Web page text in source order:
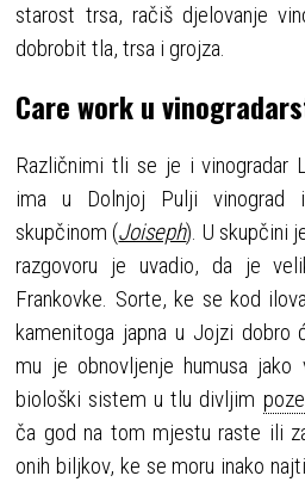
starost trsa, račiš djelovanje
dobrobit tla, trsa i grojza.
Care work u
Različnimi tli se je i vinogradar
ima u Dolnjoj Pulji vinograd
skupčinom (Joiseph). U skupčini
razgovoru je uvadio, da je
Frankovke. Sorte, ke se kod
kamenitoga japna u Jojzi dobro
mu je obnovljenje humusa
biološki sistem u tlu divljim
ča god na tom mjestu raste ili
onih biljkov, ke se moru inako